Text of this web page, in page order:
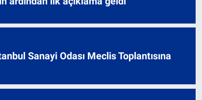
Sanayi Odası Meclis Toplantısına